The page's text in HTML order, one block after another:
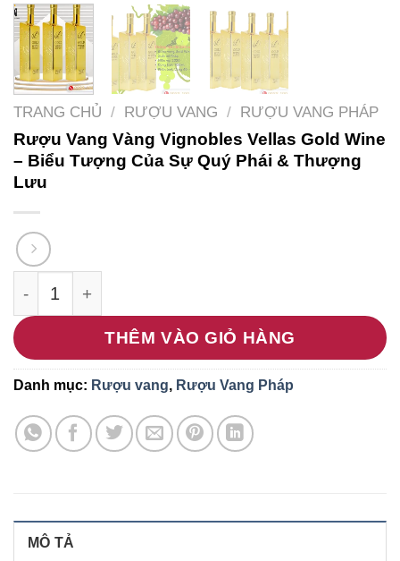
TRANG CHỦ / RƯỢU VANG / RƯỢU VANG PHÁP
Rượu Vang Vàng Vignobles Vellas Gold Wine
– Biểu Tượng Của Sự Quý Phái & Thượng
Lưu
THÊM VÀO GIỎ HÀNG
Danh mục: Rượu vang, Rượu Vang Pháp
MÔ TẢ